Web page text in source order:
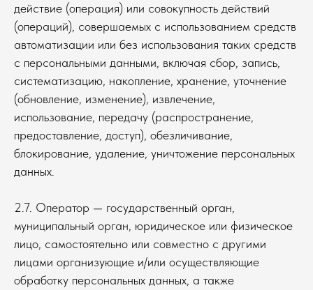
действие (операция) или совокупность действий
(операций), совершаемых с использованием средств
автоматизации или без использования таких средств
с персональными данными, включая сбор, запись,
систематизацию, накопление, хранение, уточнение
(обновление, изменение), извлечение,
использование, передачу (распространение,
предоставление, доступ), обезличивание,
блокирование, удаление, уничтожение персональных
данных.
2.7. Оператор — государственный орган,
муниципальный орган, юридическое или физическое
лицо, самостоятельно или совместно с другими
лицами организующие и/или осуществляющие
обработку персональных данных, а также